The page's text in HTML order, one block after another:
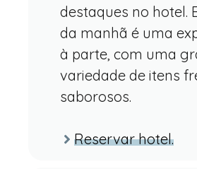
destaques no hotel.
da manhã é uma
à parte, com uma
variedade de itens
saborosos.
Reservar hotel.